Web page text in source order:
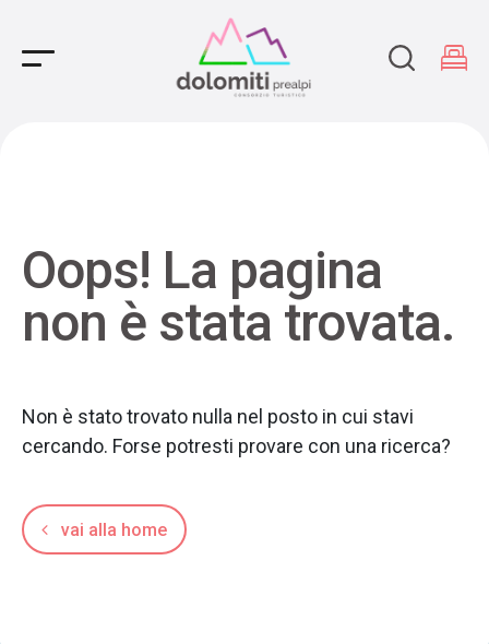
Main Navigation
Oops! La pagina
non è stata trovata.
Non è stato trovato nulla nel posto in cui stavi
cercando. Forse potresti provare con una ricerca?
vai alla home